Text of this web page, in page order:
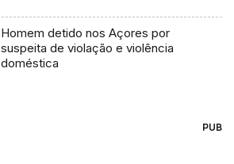
Homem detido nos Açores por
suspeita de violação e violência
doméstica
PUB